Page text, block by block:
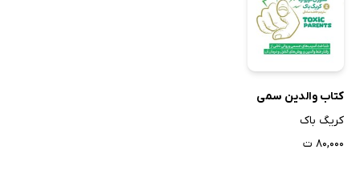
کتاب والدین سمی
کریگ باک
۸۰,۰۰۰ ت